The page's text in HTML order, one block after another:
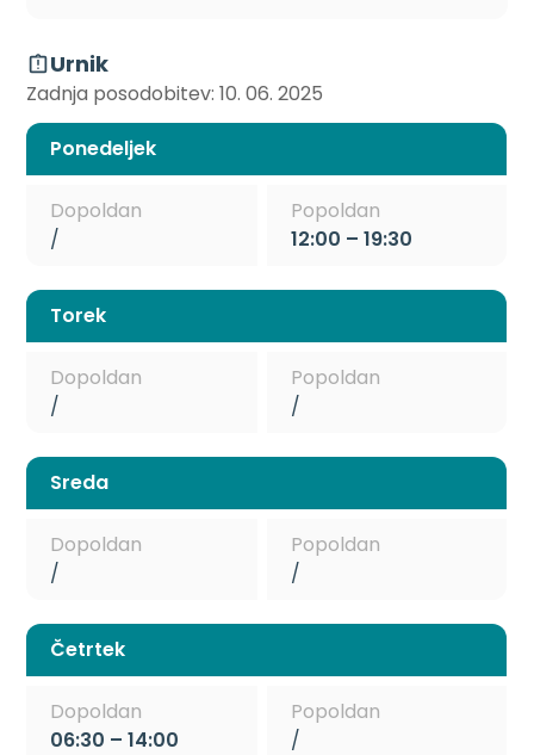
Urnik
Zadnja posodobitev: 10. 06. 2025
Ponedeljek
Dopoldan
/
Popoldan
12:00 – 19:30
Torek
Dopoldan
/
Popoldan
/
Sreda
Dopoldan
/
Popoldan
/
Četrtek
Dopoldan
06:30 – 14:00
Popoldan
/